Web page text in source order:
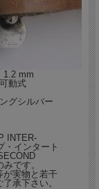
1.2 mm
動式
グシルバー
INTER-
・インタート
です。
が実物と若干
承下さい。